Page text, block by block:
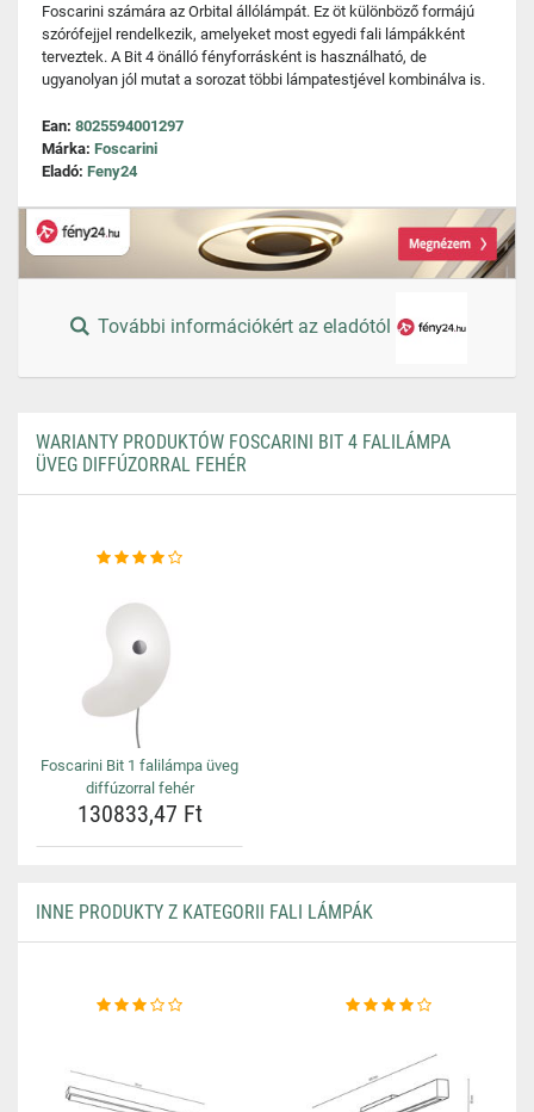
Foscarini számára az Orbital állólámpát. Ez öt különböző formájú
szórófejjel rendelkezik, amelyeket most egyedi fali lámpákként
terveztek. A Bit 4 önálló fényforrásként is használható, de
ugyanolyan jól mutat a sorozat többi lámpatestjével kombinálva is.
Ean: 8025594001297
Márka: Foscarini
Eladó: Feny24
További információkért az eladótól
WARIANTY PRODUKTÓW FOSCARINI BIT 4 FALILÁMPA
ÜVEG DIFFÚZORRAL FEHÉR
Foscarini Bit 1 falilámpa üveg
diffúzorral fehér
130833,47 Ft
INNE PRODUKTY Z KATEGORII FALI LÁMPÁK